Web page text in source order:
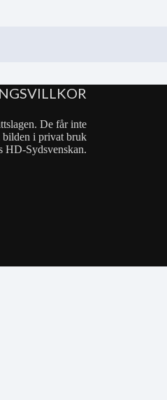
De får inte
bilden i privat bruk
HD-Sydsvenskan.